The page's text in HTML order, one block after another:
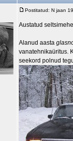
Postitatud: N jaan
Austatud
Alanud aasta
vanatehnikaüritus.
seekord polnud